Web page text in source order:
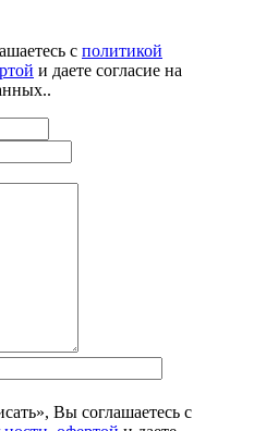
с политикой
и даете согласие на
Вы соглашаетесь с